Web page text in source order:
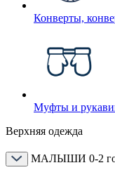
Конверты,
Муфты и
Верхняя одежда
МАЛЫШИ 0-2